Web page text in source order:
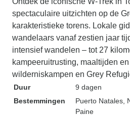
spectaculaire uitzichten op de
karakteristieke torens. Lokale
wandelaars vanaf zestien jaar
intensief wandelen – tot 27
kampeeruitrusting, maaltijden
wilderniskampen en Grey
Duur
9 dagen
Bestemmingen
Puerto Natales
Paine